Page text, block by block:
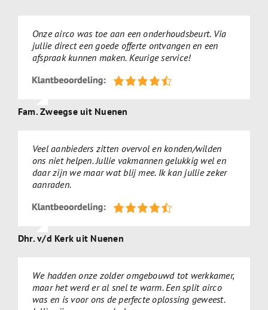
Onze airco was toe aan een onderhoudsbeurt. Via
jullie direct een goede offerte ontvangen en een
afspraak kunnen maken. Keurige service!
Fam. Zweegse uit Nuenen
Veel aanbieders zitten overvol en konden/wilden
ons niet helpen. Jullie vakmannen gelukkig wel en
daar zijn we maar wat blij mee. Ik kan jullie zeker
aanraden.
Dhr. v/d Kerk uit Nuenen
We hadden onze zolder omgebouwd tot werkkamer,
maar het werd er al snel te warm. Een split airco
was en is voor ons de perfecte oplossing geweest.